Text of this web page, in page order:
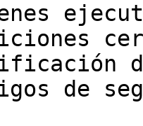
de